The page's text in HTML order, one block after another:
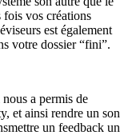
fois vos créations
est également
votre dossier “fini”.
a permis de
et ainsi rendre un son
un feedback un